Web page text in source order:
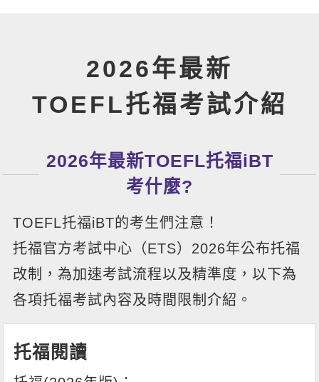
2026年最新
TOEFL托福考試介紹
2026年最新TOEFL托福iBT
考什麼?
TOEFL托福iBT的考生們注意！
托福官方考試中心（ETS）2026年公布托福
改制，為加速考試流程以及精準度，以下為
各項托福考試內容及時間限制介紹。
托福閱讀